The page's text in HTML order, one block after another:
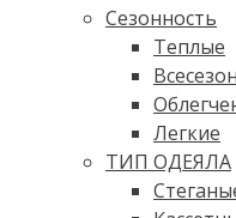
Сезонность
Теплые
Легкие
ТИП ОДЕЯЛА